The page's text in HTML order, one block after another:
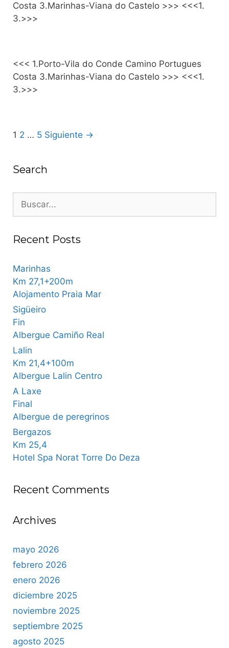
Costa 3.Marinhas-Viana do Castelo >>> <<<1.
3.>>>
<<< 1.Porto-Vila do Conde Camino Portugues
Costa 3.Marinhas-Viana do Castelo >>> <<<1.
3.>>>
Post
1 2 … 5 Siguiente →
Search
Buscar:
Recent Posts
Marinhas
Km 27,1+200m
Alojamento Praia Mar
Sigüeiro
Fin
Albergue Camiño Real
Lalin
Km 21,4+100m
Albergue Lalin Centro
A Laxe
Final
Albergue de peregrinos
Bergazos
Km 25,4
Hotel Spa Norat Torre Do Deza
Recent Comments
Archives
mayo 2026
febrero 2026
enero 2026
diciembre 2025
noviembre 2025
septiembre 2025
agosto 2025